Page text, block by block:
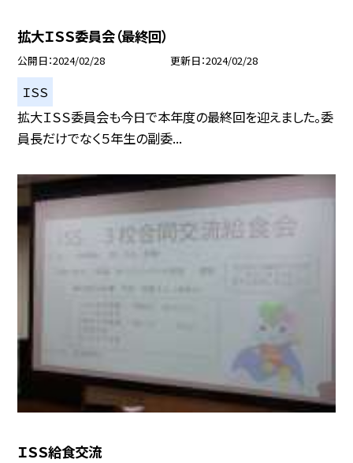
拡大ＩＳＳ委員会（最終回）
公開日 2024/02/28 更新日 2024/02/28
ＩＳＳ
拡大ＩＳＳ委員会も今日で本年度の最終回を迎えました。委
員長だけでなく５年生の副委...
ＩＳＳ給食交流